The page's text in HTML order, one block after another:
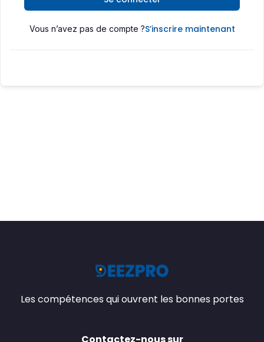
Vous n’avez pas de compte ?S’inscrire maintenant
Les compétences qui ouvrent les bonnes portes